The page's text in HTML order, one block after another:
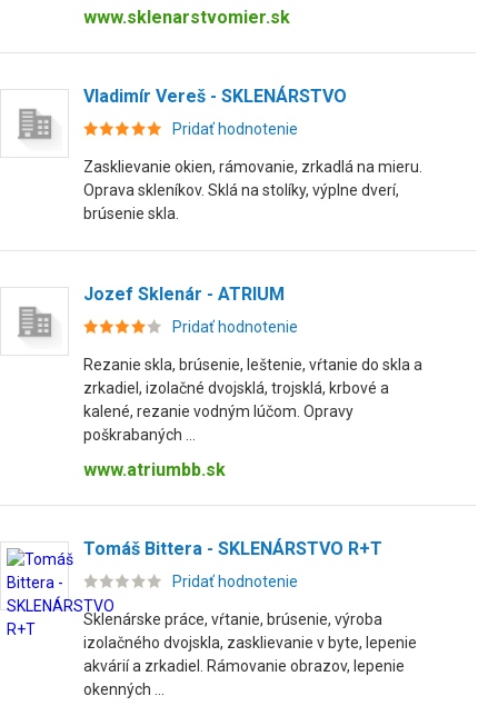
www.sklenarstvomier.sk
Vladimír Vereš - SKLENÁRSTVO
Pridať hodnotenie
Zasklievanie okien, rámovanie, zrkadlá na mieru.
Oprava skleníkov. Sklá na stolíky, výplne dverí,
brúsenie skla.
Jozef Sklenár - ATRIUM
Pridať hodnotenie
Rezanie skla, brúsenie, leštenie, vŕtanie do skla a
zrkadiel, izolačné dvojsklá, trojsklá, krbové a
kalené, rezanie vodným lúčom. Opravy
poškrabaných ...
www.atriumbb.sk
Tomáš Bittera - SKLENÁRSTVO R+T
Pridať hodnotenie
Sklenárske práce, vŕtanie, brúsenie, výroba
izolačného dvojskla, zasklievanie v byte, lepenie
akvárií a zrkadiel. Rámovanie obrazov, lepenie
okenných ...